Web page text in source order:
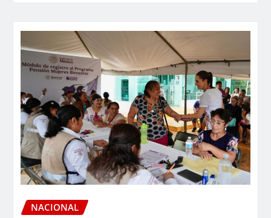
NACIONAL